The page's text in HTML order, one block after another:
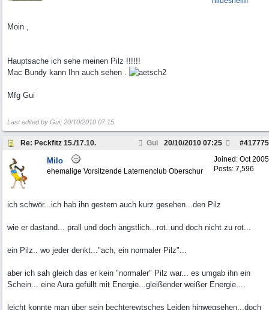
Moin ,
Hauptsache ich sehe meinen Pilz !!!!!!
Mac Bundy kann Ihn auch sehen .
Mfg Gui
Last edited by Gui; 20/10/2010 07:15
Re: Peckfitz 15./17.10. Gui #417775
20/10/2010 07:25
Joined: Oct 2005
Posts: 7,596
Milo
ehemalige Vorsitzende Laternenclub Oberschur
ich schwör...ich hab ihn gestern auch kurz gesehen...den Pilz
wie er dastand... prall und doch ängstlich...rot..und doch nicht zu rot...
ein Pilz.. wo jeder denkt..."ach, ein normaler Pilz"...
aber ich sah gleich das er kein "normaler" Pilz war... es umgab ihn ein
Schein... eine Aura gefüllt mit Energie...gleißender weißer Energie....
leicht konnte man über sein bechterewtsches Leiden hinwegsehen...doch